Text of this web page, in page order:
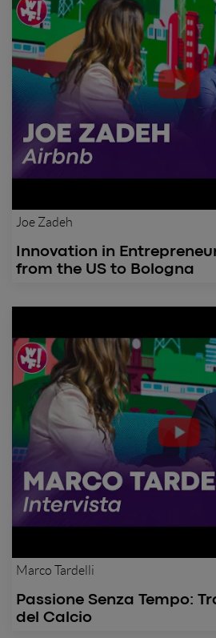
Joe Zadeh
Innovation in
from the US to Bologna
Marco Tardelli
Passione Senza Tempo:
del Calcio